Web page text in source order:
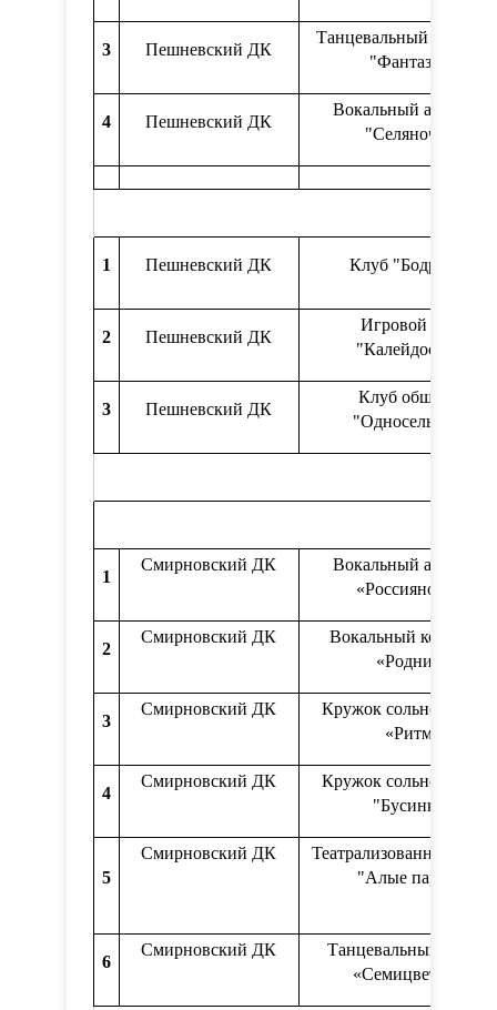
3 Пешневский ДК
Танцевальный
"Фантазия"
4 Пешневский ДК
Вокальный ансамбль
"Селяночка"
1 Пешневский ДК Клуб "Бодрость"
2 Пешневский ДК
Игровой клуб
"Калейдоскоп"
3 Пешневский ДК
Клуб общения
"Односельчане"
1
Смирновский ДК
Вокальный ансамбль
«Россияночка»
2
Смирновский ДК
Вокальный коллектив
«Родник»
3
Смирновский ДК
Кружок сольного
«Ритм»
4
Смирновский ДК
Кружок сольного
"Бусинки"
5
Смирновский ДК
Театрализованный
"Алые паруса"
6
Смирновский ДК
Танцевальный
«Семицветики»